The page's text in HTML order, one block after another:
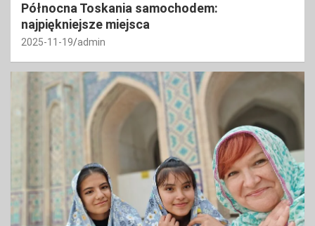
Północna Toskania samochodem:
najpiękniejsze miejsca
2025-11-19 admin